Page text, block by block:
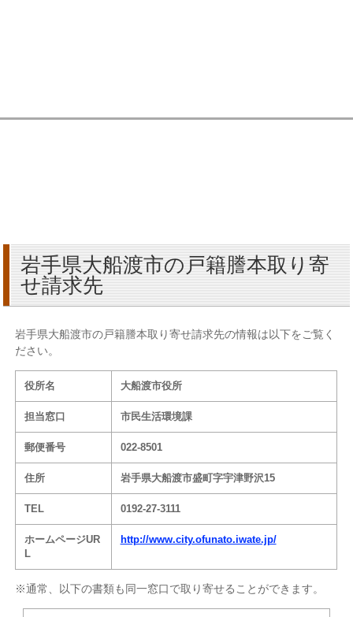
岩手県大船渡市の戸籍謄本取り寄
せ請求先
岩手県大船渡市の戸籍謄本取り寄せ請求先の情報は以下をご覧く
ださい。
役所名 大船渡市役所
担当窓口 市民生活環境課
郵便番号 022-8501
住所 岩手県大船渡市盛町字宇津野沢15
TEL 0192-27-3111
ホームページUR
L
http://www.city.ofunato.iwate.jp/
※通常、以下の書類も同一窓口で取り寄せることができます。